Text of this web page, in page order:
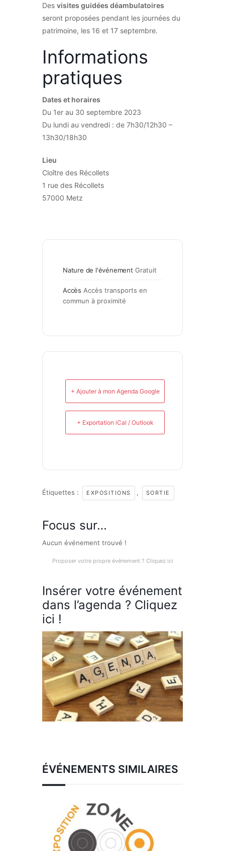
Des visites guidées déambulatoires
seront proposées pendant les journées du
patrimoine, les 16 et 17 septembre.
Informations
pratiques
Dates et horaires
Du 1er au 30 septembre 2023
Du lundi au vendredi : de 7h30/12h30 –
13h30/18h30
Lieu
Cloître des Récollets
1 rue des Récollets
57000 Metz
Nature de l'événement Gratuit
Accès Accès transports en
commun à proximité
+ Ajouter à mon Agenda Google
+ Exportation iCal / Outlook
Étiquettes : EXPOSITIONS , SORTIE
Focus sur…
Aucun événement trouvé !
Proposer votre propre événement ? Cliquez ici
Insérer votre événement
dans l’agenda ? Cliquez
ici !
ÉVÉNEMENTS SIMILAIRES